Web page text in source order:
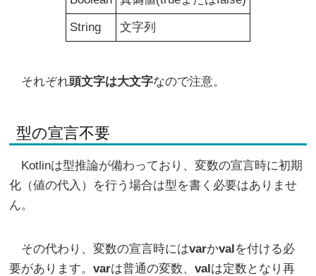
String 文字列
それぞれ頭文字は大文字なので注意。
型の宣言不要
Kotlinは型推論が備わっており、変数の宣言時に初期
化（値の代入）を行う場合は型を書く必要はありませ
ん。
その代わり、変数の宣言時にはvarかvalを付ける必
要があります。varは普通の変数、valは定数となり再